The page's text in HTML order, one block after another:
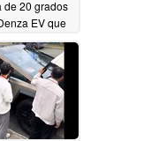
de 20 grados
EV que
como
y
solo en
reducidos
02/11/2025